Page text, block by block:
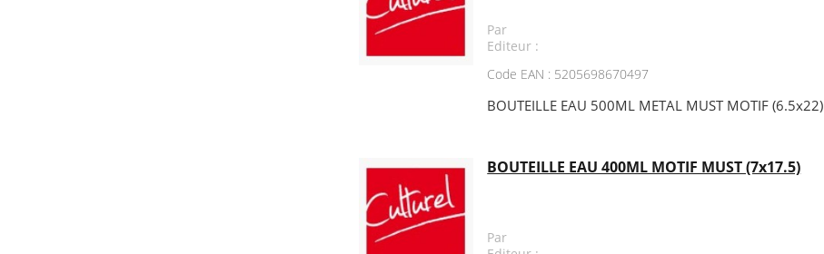
Par
Editeur :
Code EAN : 5205698670497
BOUTEILLE EAU 500ML METAL MUST MOTIF (6.5x22)
BOUTEILLE EAU 400ML MOTIF MUST (7x17.5)
Par